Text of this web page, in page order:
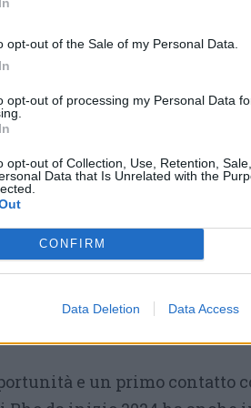
opt-out of the Sale of my Personal Data.
opt-out of processing my Personal Data
opt-out of Collection, Use, Retention,
Data that Is Unrelated with the
CONFIRM
Data Deletion Data Access
da assegnare all’a
“termotecnica” da
geometra, per i seguenti
3, lavori pubblici; area 5,
apertura di concorsi
piattaforma del Job
anifestazione: Career Day
e un primo contatto